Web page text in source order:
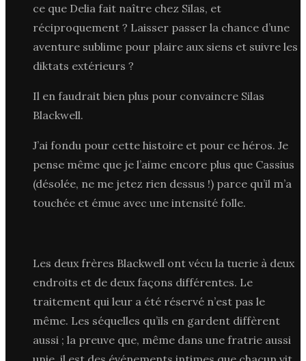
ce que Delia fait naître chez Silas, et
réciproquement ? Laisser passer la chance d’une
aventure sublime pour plaire aux siens et suivre les
diktats extérieurs ?
Il en faudrait bien plus pour convaincre Silas
Blackwell.
J’ai fondu pour cette histoire et pour ce héros. Je
pense même que je l’aime encore plus que Cassius
(désolée, ne me jetez rien dessus !) parce qu’il m’a
touchée et émue avec une intensité folle.
Les deux frères Blackwell ont vécu la tuerie à deux
endroits et de deux façons différentes. Le
traitement qui leur a été réservé n’est pas le
même. Les séquelles qu’ils en gardent diffèrent
aussi ; la preuve que, même dans une fratrie aussi